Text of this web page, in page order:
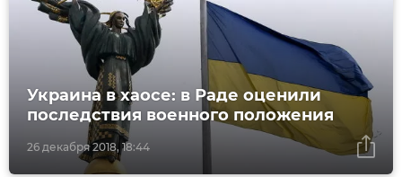
26 декабря 2018, 18:44
Украина в хаосе: в Раде оценили
последствия военного положения